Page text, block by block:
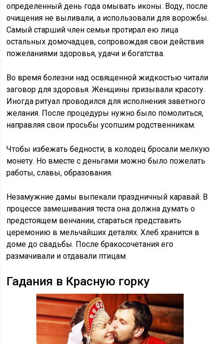
определенный день года омывать иконы. Воду, после
очищения не выливали, а использовали для ворожбы.
Самый старший член семьи протирал ею лица
остальных домочадцев, сопровождая свои действия
пожеланиями здоровья, удачи и богатства.
Во время болезни над освященной жидкостью читали
заговор для здоровья. Женщины призывали красоту.
Иногда ритуал проводился для исполнения заветного
желания. После процедуры нужно было помолиться,
направляя свои просьбы усопшим родственникам.
Чтобы избежать бедности, в колодец бросали мелкую
монету. Но вместе с деньгами можно было пожелать
работы, славы, образования.
Незамужние дамы выпекали праздничный каравай. В
процессе замешивания теста она должна думать о
предстоящем венчании, стараться представить
церемонию в мельчайших деталях. Хлеб хранится в
доме до свадьбы. После бракосочетания его
размачивали и отдавали птицам.
Гадания в Красную горку